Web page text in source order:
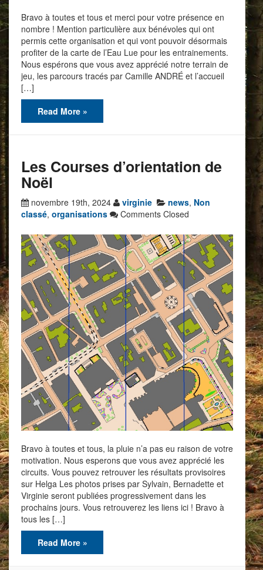
Bravo à toutes et tous et merci pour votre présence en
nombre ! Mention particulière aux bénévoles qui ont
permis cette organisation et qui vont pouvoir désormais
profiter de la carte de l’Eau Lue pour les entrainements.
Nous espérons que vous avez apprécié notre terrain de
jeu, les parcours tracés par Camille ANDRÉ et l’accueil
[…]
Read More »
Les Courses d’orientation de
Noël
novembre 19th, 2024 virginie news, Non
classé, organisations Comments Closed
Bravo à toutes et tous, la pluie n’a pas eu raison de votre
motivation. Nous esperons que vous avez apprécié les
circuits. Vous pouvez retrouver les résultats provisoires
sur Helga Les photos prises par Sylvain, Bernadette et
Virginie seront publiées progressivement dans les
prochains jours. Vous retrouverez les liens ici ! Bravo à
tous les […]
Read More »